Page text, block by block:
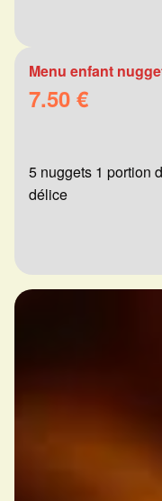
Menu enfant
7.50 €
5 nuggets 1 portion
délice